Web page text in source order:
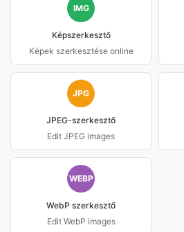
IMG
Képszerkesztő
Képek szerkesztése online
JPG
JPEG-szerkesztő
Edit JPEG images
WEBP
WebP szerkesztő
Edit WebP images